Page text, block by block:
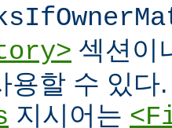
섹션이
용할 수 있다.
지시어는